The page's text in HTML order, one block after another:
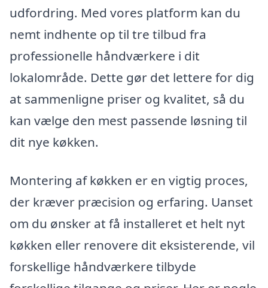
udfordring. Med vores platform kan du
nemt indhente op til tre tilbud fra
professionelle håndværkere i dit
lokalområde. Dette gør det lettere for dig
at sammenligne priser og kvalitet, så du
kan vælge den mest passende løsning til
dit nye køkken.
Montering af køkken er en vigtig proces,
der kræver præcision og erfaring. Uanset
om du ønsker at få installeret et helt nyt
køkken eller renovere dit eksisterende, vil
forskellige håndværkere tilbyde